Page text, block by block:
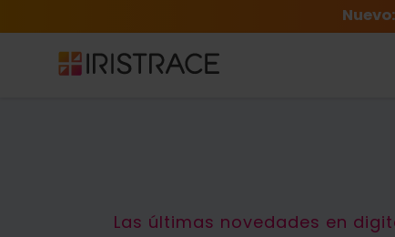
Nuevo:
Las últimas novedades en